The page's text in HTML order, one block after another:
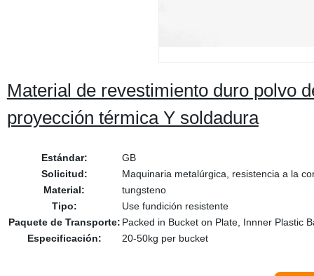
Material de revestimiento duro polvo
proyección térmica Y soldadura
Estándar:
GB
Solicitud:
Maquinaria metalúrgica, resistencia a la
Material:
tungsteno
Tipo:
Use fundición resistente
Paquete de Transporte: Packed in Bucket on Plate, Innner Plastic
Especificación:
20-50kg per bucket